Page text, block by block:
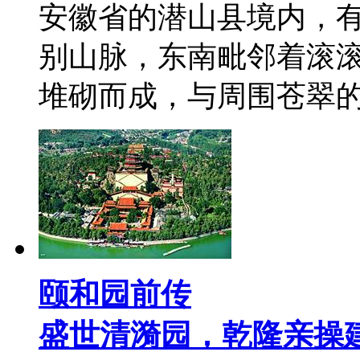
安徽省的潜山县境内，
别山脉，东南毗邻着滚
堆砌而成，与周围苍
颐和园前传
盛世清漪园，乾隆亲操